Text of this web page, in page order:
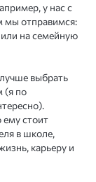
у нас с
мы отправимся:
на семейную
выбрать
(я по
ему стоит
в школе,
карьеру и